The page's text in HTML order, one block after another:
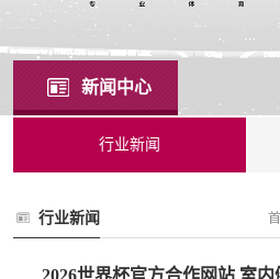
新闻中心
行业新闻
行业新闻
2026世界杯官方合作网站 室